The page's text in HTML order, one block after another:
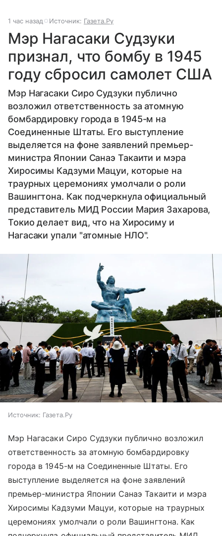
1 час назад Источник: Газета.Ру
Мэр Нагасаки Судзуки
признал, что бомбу в 1945
году сбросил самолет США
Мэр Нагасаки Сиро Судзуки публично
возложил ответственность за атомную
бомбардировку города в 1945-м на
Соединенные Штаты. Его выступление
выделяется на фоне заявлений премьер-
министра Японии Санаэ Такаити и мэра
Хиросимы Кадзуми Мацуи, которые на
траурных церемониях умолчали о роли
Вашингтона. Как подчеркнула официальный
представитель МИД России Мария Захарова,
Токио делает вид, что на Хиросиму и
Нагасаки упали "атомные НЛО".
Источник: Газета.Ру
Мэр Нагасаки Сиро Судзуки публично возложил
ответственность за атомную бомбардировку
города в 1945-м на Соединенные Штаты. Его
выступление выделяется на фоне заявлений
премьер-министра Японии Санаэ Такаити и мэра
Хиросимы Кадзуми Мацуи, которые на траурных
церемониях умолчали о роли Вашингтона. Как